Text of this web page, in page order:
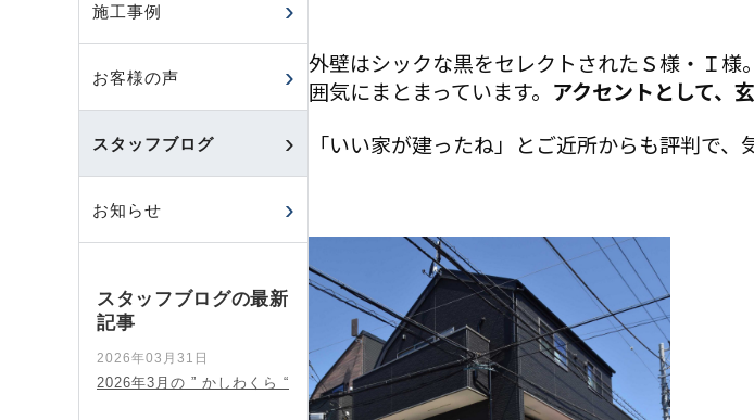
外壁はシックな黒をセレクトされたＳ様・Ｉ
囲気にまとまっています。 アクセントとして、
「いい家が建ったね」とご近所からも評判で、
施工事例
お客様の声
スタッフブログ
お知らせ
スタッフブログの最新
記事
2026年03月31日
2026年3月の ” かしわくら “